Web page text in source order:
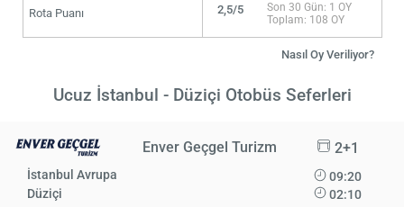
Rota Puanı 2,5/5
Son 30 Gün: 1 OY
Toplam: 108 OY
Nasıl Oy Veriliyor?
Ucuz İstanbul - Düziçi Otobüs Seferleri
Enver Geçgel Turizm 2+1
İstanbul Avrupa
Düziçi
09:20
02:10